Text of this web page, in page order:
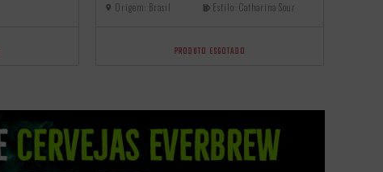
Origem: Brasil Estilo: Catharina Sour
PRODUTO ESGOTADO